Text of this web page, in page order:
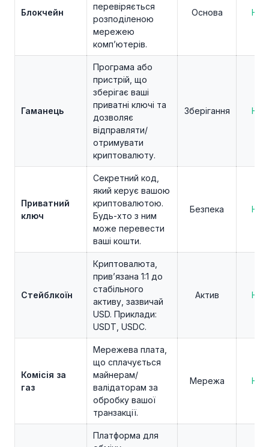
Блокчейн
перевіряється
розподіленою
мережею
комп’ютерів.
Основа
Гаманець
Програма або
пристрій, що
зберігає ваші
приватні ключі та
дозволяє
відправляти/
отримувати
криптовалюту.
Зберігання
Приватний
ключ
Секретний код,
який керує вашою
криптовалютою.
Будь-хто з ним
може перевести
ваші кошти.
Безпека
Стейблкоїн
Криптовалюта,
прив’язана 1:1 до
стабільного
активу, зазвичай
USD. Приклади:
USDT, USDC.
Актив
Комісія за
газ
Мережева плата,
що сплачується
майнерам/
валідаторам за
обробку вашої
транзакції.
Мережа
Платформа для